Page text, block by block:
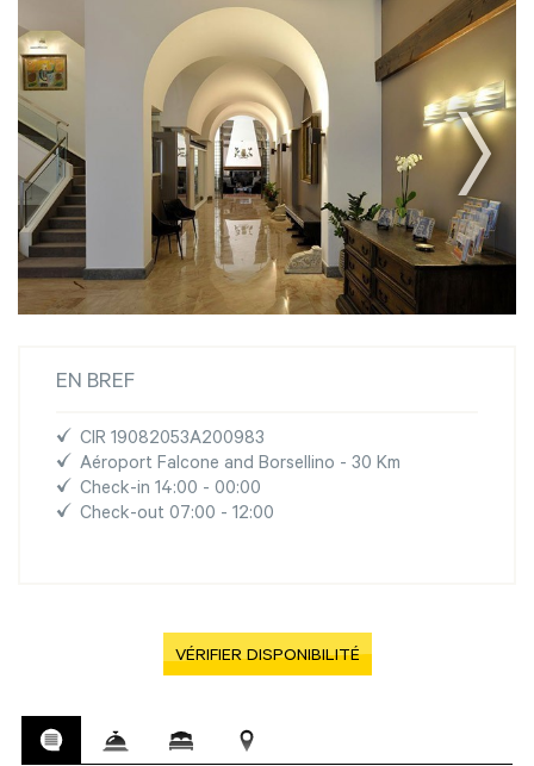
EN BREF
CIR 19082053A200983
Aéroport Falcone and Borsellino - 30 Km
Check-in 14:00 - 00:00
Check-out 07:00 - 12:00
VÉRIFIER DISPONIBILITÉ